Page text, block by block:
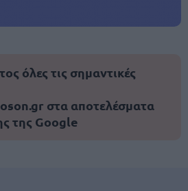
όλες τις σημαντικές
στα αποτελέσματα
της Google